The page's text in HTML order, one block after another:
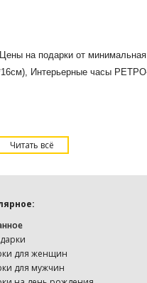
на подарки от
Интерьерные часы
Читать всё
для женщин
для мужчин